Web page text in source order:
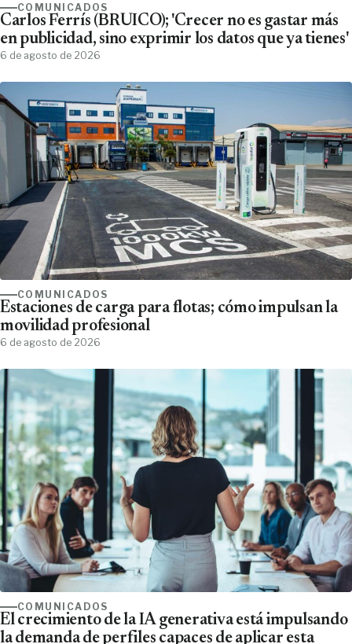
COMUNICADOS
Carlos Ferrís (BRUICO); 'Crecer no es gastar más
en publicidad, sino exprimir los datos que ya tienes'
6 de agosto de 2026
COMUNICADOS
Estaciones de carga para flotas; cómo impulsan la
movilidad profesional
6 de agosto de 2026
COMUNICADOS
El crecimiento de la IA generativa está impulsando
la demanda de perfiles capaces de aplicar esta